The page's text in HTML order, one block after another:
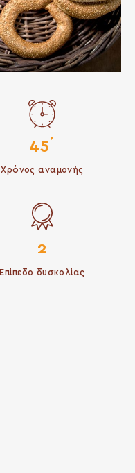
45΄
Χρόνος αναμονής
2
Επίπεδο δυσκολίας